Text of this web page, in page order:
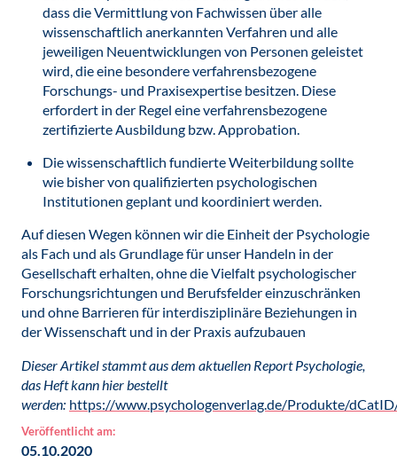
dass die Vermittlung von Fachwissen über alle
wissenschaftlich anerkannten Verfahren und alle
jeweiligen Neuentwicklungen von Personen geleistet
wird, die eine besondere verfahrensbezogene
Forschungs- und Praxisexpertise besitzen. Diese
erfordert in der Regel eine verfahrensbezogene
zertifizierte Ausbildung bzw. Approbation.
Die wissenschaftlich fundierte Weiterbildung sollte
wie bisher von qualifizierten psychologischen
Institutionen geplant und koordiniert werden.
Auf diesen Wegen können wir die Einheit der Psychologie
als Fach und als Grundlage für unser Handeln in der
Gesellschaft erhalten, ohne die Vielfalt psychologischer
Forschungsrichtungen und Berufsfelder einzuschränken
und ohne Barrieren für interdisziplinäre Beziehungen in
der Wissenschaft und in der Praxis aufzubauen
Dieser Artikel stammt aus dem aktuellen Report Psychologie,
das Heft kann hier bestellt
werden: https://www.psychologenverlag.de/Produkte/
Veröffentlicht am:
05.10.2020